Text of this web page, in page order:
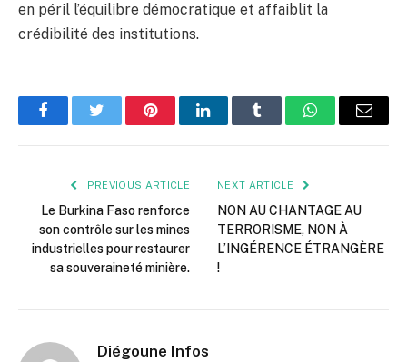
en péril l’équilibre démocratique et affaiblit la
crédibilité des institutions.
FacebookTwitter PinterestLinkedInTumblr WhatsAppEmail
PREVIOUS ARTICLE
Le Burkina Faso renforce
son contrôle sur les mines
industrielles pour restaurer
sa souveraineté minière.
NEXT ARTICLE
NON AU CHANTAGE AU
TERRORISME, NON À
L’INGÉRENCE ÉTRANGÈRE
!
Diégoune Infos